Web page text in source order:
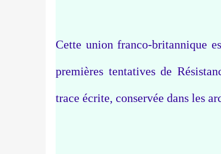
Cette union franco-britannique
premières tentatives de
trace écrite, conservée dans les